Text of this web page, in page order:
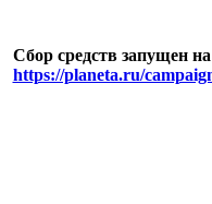
Сбор средств запущен
https://planeta.ru/